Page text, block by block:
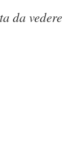
da vedere